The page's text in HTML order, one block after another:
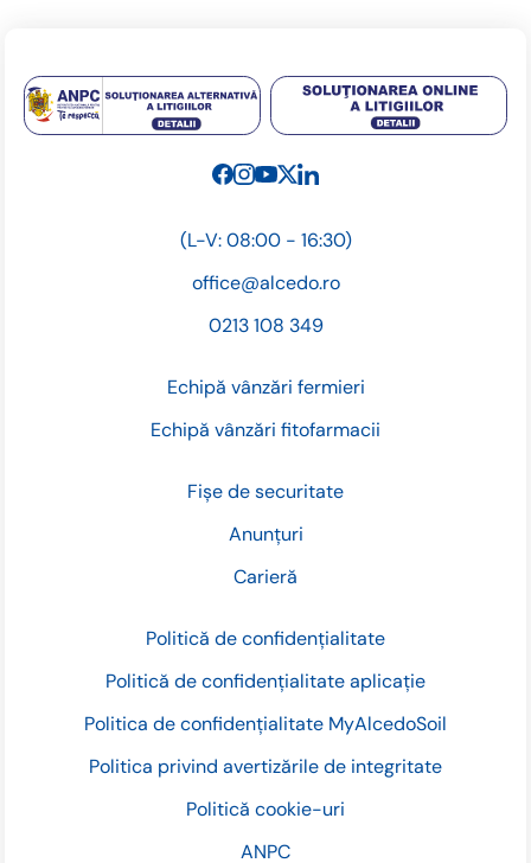
Fișe de securitate
Anunțuri
Carieră
Politică de confidențialitate
Politică de confidențialitate aplicație
Politica de confidențialitate MyAlcedoSoil
Politica privind avertizările de integritate
Politică cookie-uri
ANPC
(L-V: 08:00 - 16:30)
office@alcedo.ro
0213 108 349
Echipă vânzări fermieri
Echipă vânzări fitofarmacii